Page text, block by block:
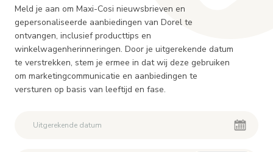
Meld je aan om Maxi-Cosi nieuwsbrieven en
gepersonaliseerde aanbiedingen van Dorel te
ontvangen, inclusief producttips en
winkelwagenherinneringen. Door je uitgerekende datum
te verstrekken, stem je ermee in dat wij deze gebruiken
om marketingcommunicatie en aanbiedingen te
versturen op basis van leeftijd en fase.